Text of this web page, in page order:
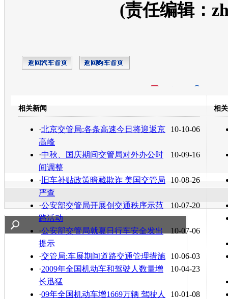
(责任编辑：
转发至：
相关新闻
10-10-06
·北京交管局:各条高速今日将迎返京
高峰
10-09-16
·中秋、国庆期间交管局对外办公时
间调整
10-08-26
· 旧车补贴政策暗藏欺诈 美国交管局
严查
10-07-20
·公安部交管局开展创交通秩序示范
路活动
10-07-06
·公安部交管局就夏日行车安全发出
提示
10-06-03
·交管局:车展期间道路交通管理措施
10-04-23
·2009年全国机动车和驾驶人数量增
长迅猛
10-01-08
·09年全国机动车增1669万辆 驾驶人
相